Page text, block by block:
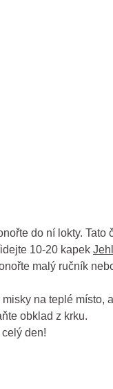
do ní lokty.
10-20 kapek
malý ručník
na teplé místo,
obklad z krku.
den!